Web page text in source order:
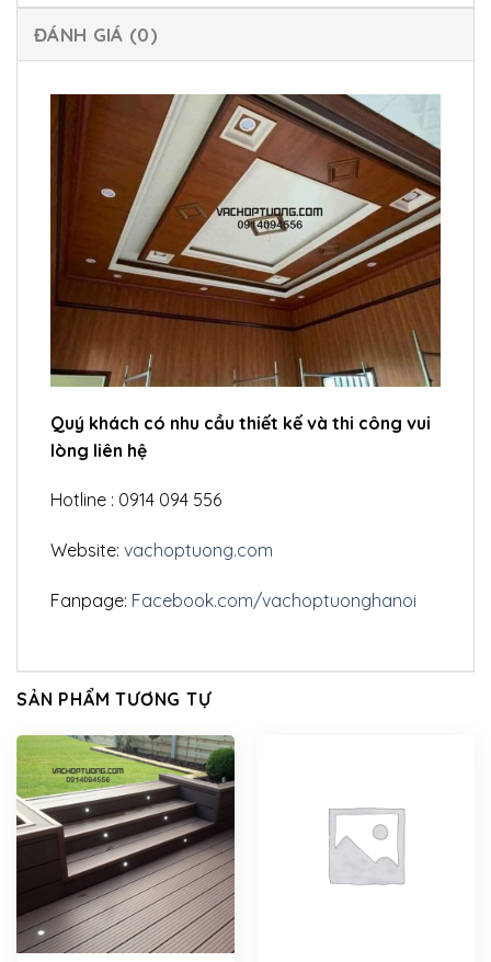
ĐÁNH GIÁ (0)
Quý khách có nhu cầu thiết kế và thi công vui
lòng liên hệ
Hotline : 0914 094 556
Website: vachoptuong.com
Fanpage: Facebook.com/vachoptuonghanoi
SẢN PHẨM TƯƠNG TỰ